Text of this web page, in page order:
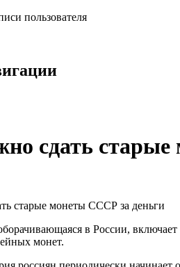
пользователя
сдать
в России,
монет.